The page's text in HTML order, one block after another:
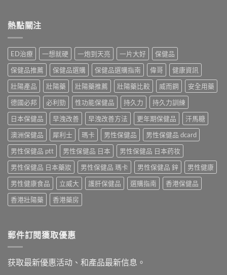
熱點關注
ED治療 一想就硬 一炮到天亮 一片大好
保健品
保健品推薦
保健品選購 保健品選購指南 偉哥
健康資訊
壯陽產品
壯陽藥 壯陽藥推薦 壯陽藥比較 威而鋼
安全用藥
德國必邦
必利勁 性功能保健品 持久力
持久力訓練
日本保健品
早洩改善 早洩改善方法 更年期保健品
汗馬糖
澳洲保健品
犀利士 瑪卡 男性保健品
男性保健品 dcard
男性保健品 ptt
男性保健品 日本
男性保健品 日本药妆
男性保健品 日本藥妝
男性保健品 瑪卡 男性保健品 鋅
男性健康
男性健康食品
立威大 護肝保健品 選購指南
香港保健品
香港壯陽藥
香港藥房
郵件訂閱獲取優惠
获取最新優惠活动、和產品最新信息。